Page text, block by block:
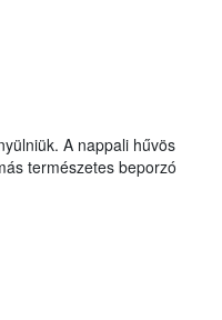
A nappali hűvös
természetes beporzó